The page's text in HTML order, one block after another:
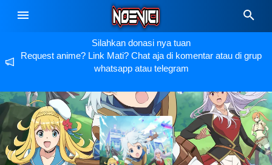
Silahkan donasi nya tuan
Request anime? Link Mati? Chat aja di komentar atau di grup
whatsapp atau telegram